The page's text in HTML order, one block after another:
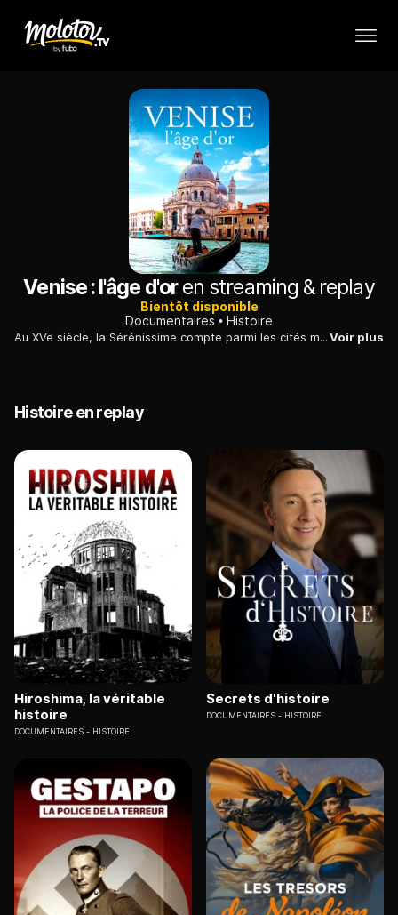
Venise : l'âge d'oren streaming & replay
Bientôt disponible
Documentaires
Histoire
Au XVe siècle, la Sérénissime compte parmi les cités marchandes les plus puissantes d'Europe. Ce documentaire raconte l'apogée et la face sombre de la république vénitienne.Voir plus
Histoire en replay
Hiroshima, la véritable
histoire
DOCUMENTAIRES HISTOIRE
Secrets d'histoire
DOCUMENTAIRES HISTOIRE